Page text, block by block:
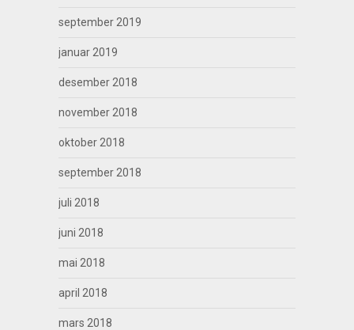
september 2019
januar 2019
desember 2018
november 2018
oktober 2018
september 2018
juli 2018
juni 2018
mai 2018
april 2018
mars 2018